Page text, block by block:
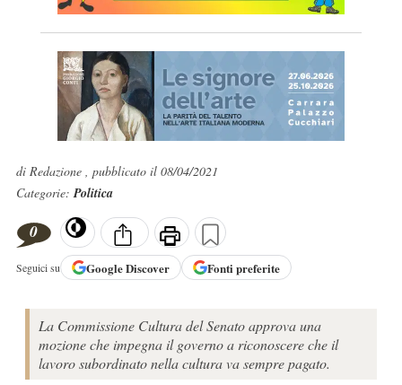
di Redazione , pubblicato il 08/04/2021
Categorie:Politica
0
Seguici su GoogleDiscover Fonti preferite
La Commissione Cultura del Senato approva una
mozione che impegna il governo a riconoscere che il
lavoro subordinato nella cultura va sempre pagato.